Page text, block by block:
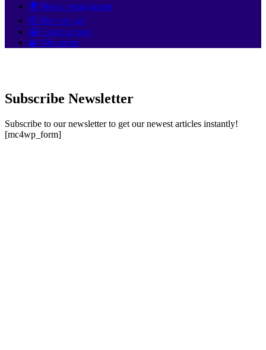
🌍 Мир с чемоданом
🤯 Вот это да!
😂 Смех и грех
🧩 Обо всём
Subscribe Newsletter
Subscribe to our newsletter to get our newest articles instantly!
[mc4wp_form]